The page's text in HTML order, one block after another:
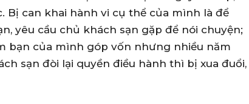
Bị can khai hành vi cụ thể của mình là để
yêu cầu chủ khách sạn gặp để nói chuyện;
bạn của mình góp vốn nhưng nhiều năm
sạn đòi lại quyền điều hành thì bị xua đuổi,